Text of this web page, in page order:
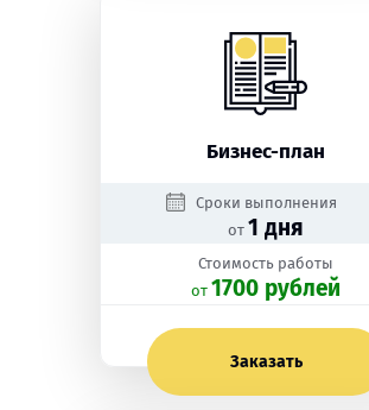
Бизнес-план
Сроки выполнения
от 1 дня
Стоимость работы
oт 1700 рублей
Заказать